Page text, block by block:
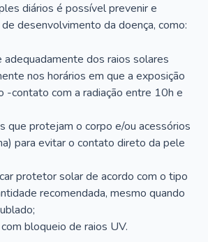
diários é possível prevenir e
desenvolvimento da doença, como:
dos raios solares
nos horários em que a exposição
-contato com a radiação entre 10h e
que protejam o corpo e/ou acessórios
para evitar o contato direto da pele
protetor solar de acordo com o tipo
recomendada, mesmo quando
bloqueio de raios UV.